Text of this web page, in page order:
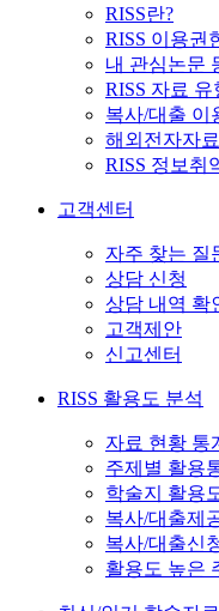
RISS란?
RISS 이용권
내 관심논문
RISS 자료
복사/대출 이
해외전자자
RISS 정보취
고객센터
자주 찾는 질
상담 신청
상담 내역 확
고객제안
신고센터
RISS 활용도 분석
자료 현황 통
주제별 활용
학술지 활용
복사/대출제
복사/대출신
활용도 높은